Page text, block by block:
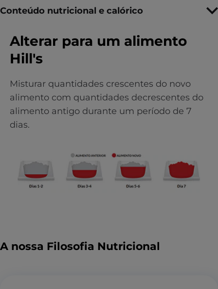
Conteúdo nutricional e calórico
Alterar para um alimento
Hill's
Misturar quantidades crescentes do novo
alimento com quantidades decrescentes do
alimento antigo durante um período de 7
dias.
A nossa Filosofia Nutricional